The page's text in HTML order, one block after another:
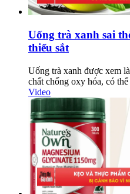
Uống trà xanh sai
thiếu sắt
Uống trà xanh được xem
chất chống oxy hóa, có
Video